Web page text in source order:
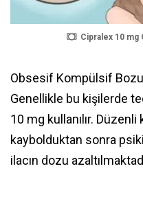
Cipralex 10 mg
Obsesif Kompülsif
Genellikle bu kişilerde
10 mg kullanılır.
kaybolduktan sonra
ilacın dozu